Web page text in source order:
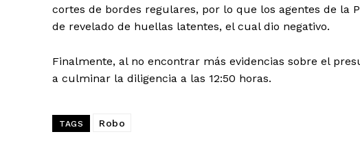
cortes de bordes regulares, por lo que los agentes de la
de revelado de huellas latentes, el cual dio negativo.
Finalmente, al no encontrar más evidencias sobre el
a culminar la diligencia a las 12:50 horas.
TAGS Robo